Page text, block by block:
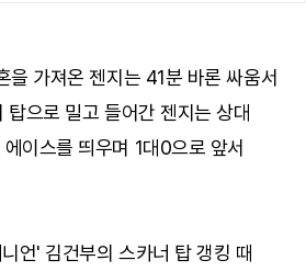
을 가져온 젠지는 41분 바론 싸움서
탑으로 밀고 들어간 젠지는 상대
이스를 띄우며 1대0으로 앞서
언' 김건부의 스카너 탑 갱킹 때